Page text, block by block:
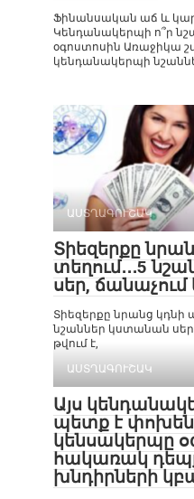
Ֆինանսական աճ և
Կենդանակերպի ո՞ր
օգոստոսին Առաջիկա
կենդանակերպի
ԱՍՏՂԱԳՈՒՇԱԿ
Տիեզերքը
տեղում․․․5
սեր,
Տիեզերքը նրանց կդնի
նշաններ կստանան
թվում է,
ԱՍՏՂԱԳՈՒՇԱԿ
Այս
պետք է փոխեն
կենսակերպը
հակառակ
խնդիրների